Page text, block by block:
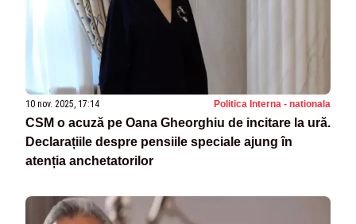
10 nov. 2025, 17:14 Politica Interna - nationala
CSM o acuză pe Oana Gheorghiu de incitare la ură.
Declarațiile despre pensiile speciale ajung în
atenția anchetatorilor